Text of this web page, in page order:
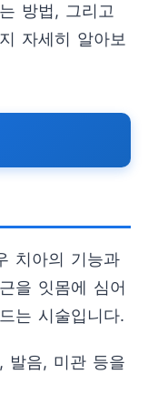
방법, 그리고
자세히 알아보
치아의 기능과
을 잇몸에 심어
는 시술입니다.
발음, 미관 등을